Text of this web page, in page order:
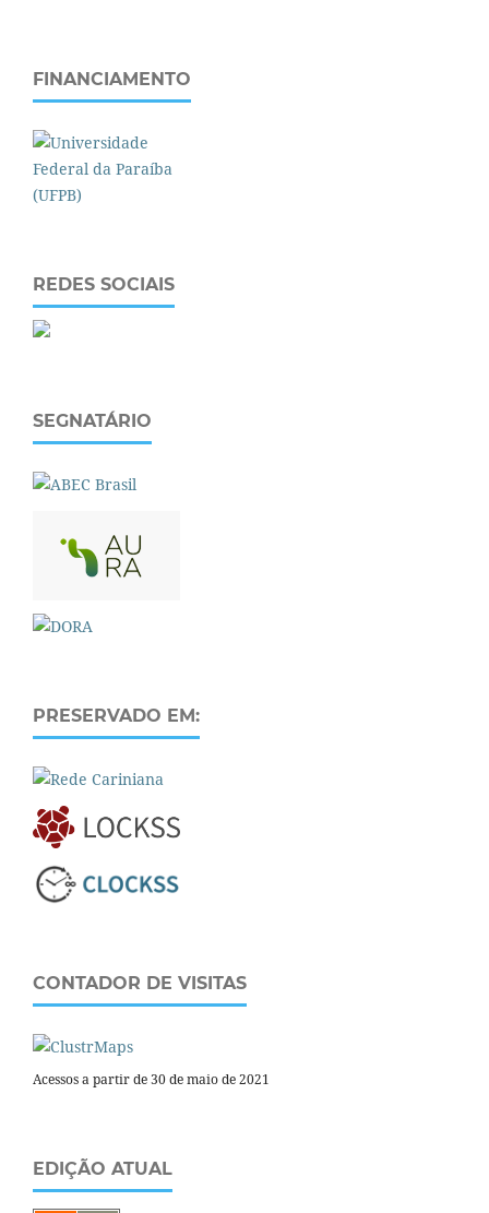
FINANCIAMENTO
REDES SOCIAIS
SEGNATÁRIO
PRESERVADO EM:
CONTADOR DE VISITAS
Acessos a partir de 30 de maio de 2021
EDIÇÃO ATUAL